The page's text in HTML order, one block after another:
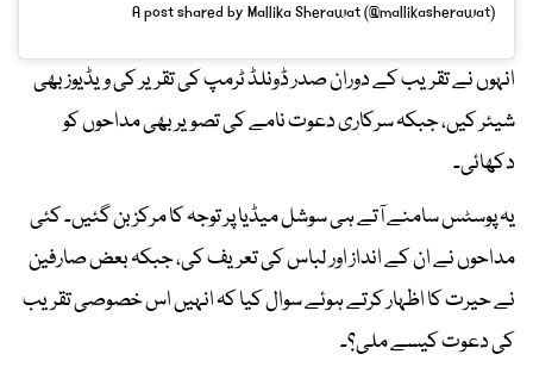
A post shared by Mallika Sherawat (@mallikasherawat)
انہوں نے تقریب کے دوران صدر ڈونلڈ ٹرمپ کی تقریر کی ویڈیوز بھی
شیئر کیں، جبکہ سرکاری دعوت نامے کی تصویر بھی مداحوں کو
دکھائی۔
یہ پوسٹس سامنے آتے ہی سوشل میڈیا پر توجہ کا مرکز بن گئیں۔ کئی
مداحوں نے ان کے انداز اور لباس کی تعریف کی، جبکہ بعض صارفین
نے حیرت کا اظہار کرتے ہوئے سوال کیا کہ انہیں اس خصوصی تقریب
کی دعوت کیسے ملی؟۔